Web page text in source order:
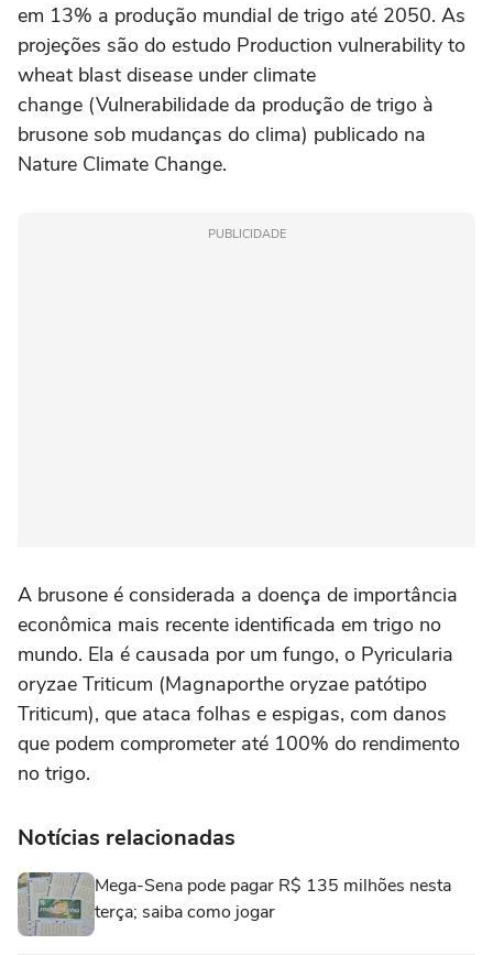
em 13% a produção mundial de trigo até 2050. As
projeções são do estudo Production vulnerability to
wheat blast disease under climate
change (Vulnerabilidade da produção de trigo à
brusone sob mudanças do clima) publicado na
Nature Climate Change.
PUBLICIDADE
A brusone é considerada a doença de importância
econômica mais recente identificada em trigo no
mundo. Ela é causada por um fungo, o Pyricularia
oryzae Triticum (Magnaporthe oryzae patótipo
Triticum), que ataca folhas e espigas, com danos
que podem comprometer até 100% do rendimento
no trigo.
Notícias relacionadas
Mega-Sena pode pagar R$ 135 milhões nesta
terça; saiba como jogar